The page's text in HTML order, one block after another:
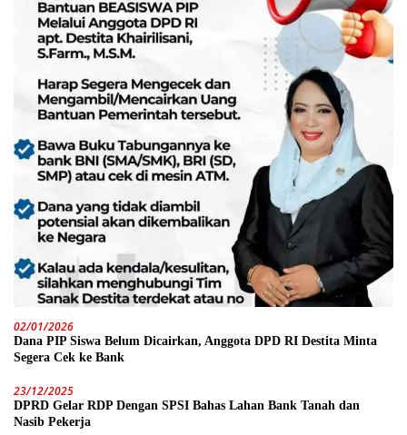
02/01/2026
Dana PIP Siswa Belum Dicairkan, Anggota DPD RI Destita Minta
Segera Cek ke Bank
23/12/2025
DPRD Gelar RDP Dengan SPSI Bahas Lahan Bank Tanah dan
Nasib Pekerja